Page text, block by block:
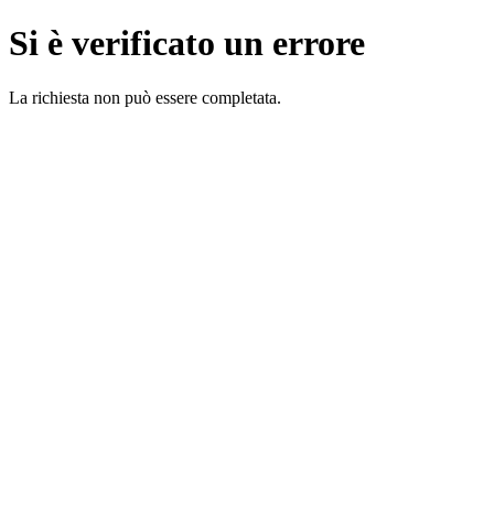
Si è verificato un errore
La richiesta non può essere completata.